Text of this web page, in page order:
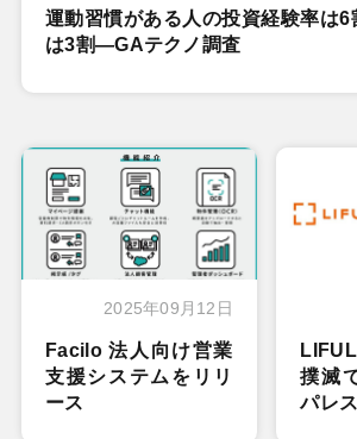
運動習慣がある人の投資経験率は6
は3割―GAテクノ調査
2025年09月12日
Facilo 法人向け営業
支援システムをリリ
ース
撲滅
パレ